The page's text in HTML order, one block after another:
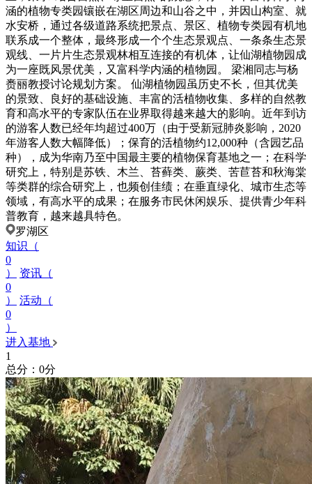
涵的植物专类园镶嵌在湖区周边和山谷之中，并因山构室、就
水安桥，通过各级道路系统把景点、景区、植物专类园有机地
联系成一个整体，最终形成一个个生态景观点、一条条生态景
观线、一片片生态景观林相互连接的有机体，让仙湖植物园成
为一座既风景优美，又富科学内涵的植物园。 梁湘同志与杨
赉丽教授讨论规划方案。 仙湖植物园虽历史不长，但其优美
的景致、良好的基础设施、丰富的活植物收集、多样的自然教
育和高水平的专家队伍在业界取得越来越大的影响。近年到访
的游客人数已经年均超过400万（由于受新冠肺炎影响，2020
年游客人数大幅降低）；保育的活植物约12,000种（含园艺品
种），成为华南乃至中国最主要的植物保育基地之一；在科学
研究上，特别是苏铁、木兰、苔藓类、蕨类、苦苣苔和秋海棠
等类群的综合研究上，也频创佳绩；在垂直绿化、城市生态等
领域，有高水平的成果；在服务市民休闲娱乐、提供青少年科
普教育，越来越具特色。
罗湖区
知识（
0
）
资讯（
0
）
活动（
0
）
进入基地
1
总分：0分